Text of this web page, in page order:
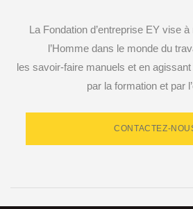
l’article
La Fondation d’entreprise EY vise
l’Homme dans le monde du
les savoir-faire manuels et en agissant
par la formation et par
CONTACTEZ-